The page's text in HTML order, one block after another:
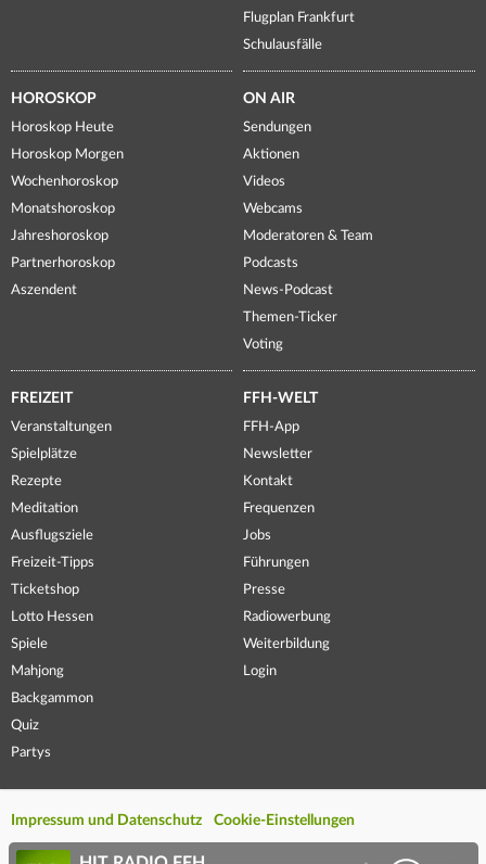
Flugplan Frankfurt
Schulausfälle
HOROSKOP
Horoskop Heute
Horoskop Morgen
Wochenhoroskop
Monatshoroskop
Jahreshoroskop
Partnerhoroskop
Aszendent
ON AIR
Sendungen
Aktionen
Videos
Webcams
Moderatoren & Team
Podcasts
News-Podcast
Themen-Ticker
Voting
FREIZEIT
Veranstaltungen
Spielplätze
Rezepte
Meditation
Ausflugsziele
Freizeit-Tipps
Ticketshop
Lotto Hessen
Spiele
Mahjong
Backgammon
Quiz
Partys
FFH-WELT
FFH-App
Newsletter
Kontakt
Frequenzen
Jobs
Führungen
Presse
Radiowerbung
Weiterbildung
Login
Impressum und Datenschutz Cookie-Einstellungen